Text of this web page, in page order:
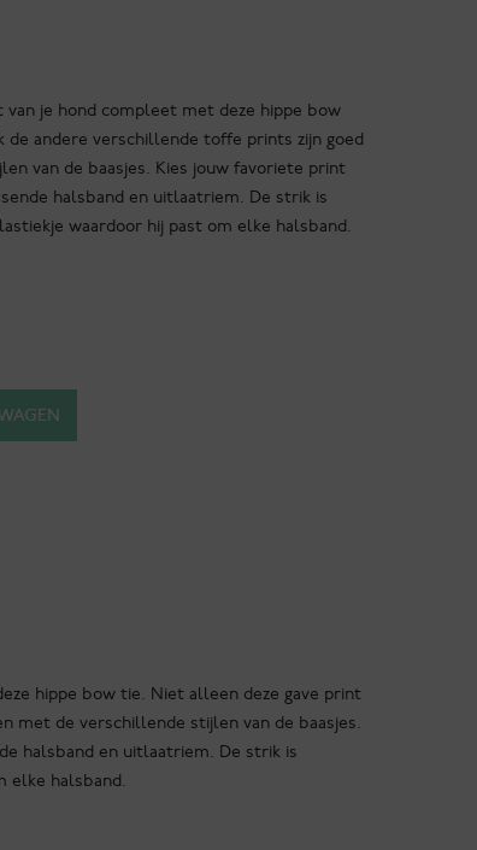
je hond compleet met deze hippe bow
andere verschillende toffe prints zijn goed
van de baasjes. Kies jouw favoriete print
halsband en uitlaatriem. De strik is
waardoor hij past om elke halsband.
hippe bow tie. Niet alleen deze gave print
met de verschillende stijlen van de baasjes.
halsband en uitlaatriem. De strik is
elke halsband.